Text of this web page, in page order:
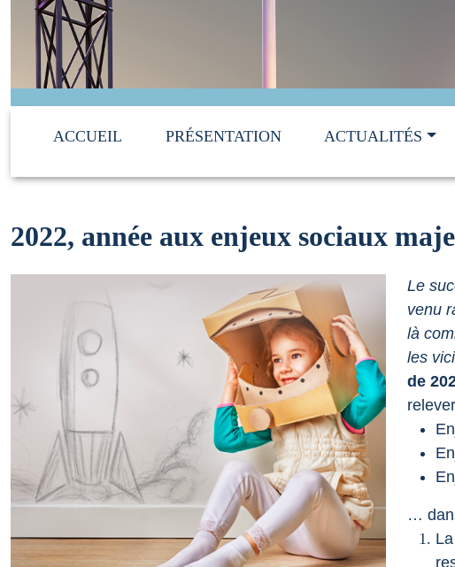
ACCUEIL PRÉSENTATION ACTUALITÉS
2022, année aux enjeux sociaux
Le
venu
là
les
de
…